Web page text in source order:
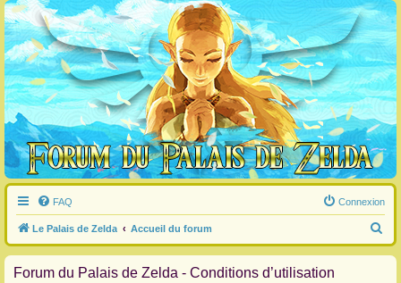
FAQ Connexion
Le Palais de Zelda Accueil du forum
e
Forum du Palais de Zelda - Conditions d’utilisation